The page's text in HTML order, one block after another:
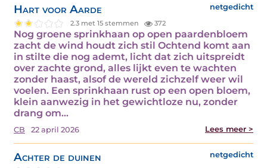
Hart voor Aarde netgedicht
2.3 met 15 stemmen 372
Nog groene sprinkhaan op open paardenbloem
zacht de wind houdt zich stil Ochtend komt aan
in stilte die nog ademt, licht dat zich uitspreidt
over zachte grond, alles lijkt even te wachten
zonder haast, alsof de wereld zichzelf weer wil
voelen. Een sprinkhaan rust op een open bloem,
klein aanwezig in het gewichtloze nu, zonder
drang om…
CB 22 april 2026 Lees meer >
Achter de duinen netgedicht